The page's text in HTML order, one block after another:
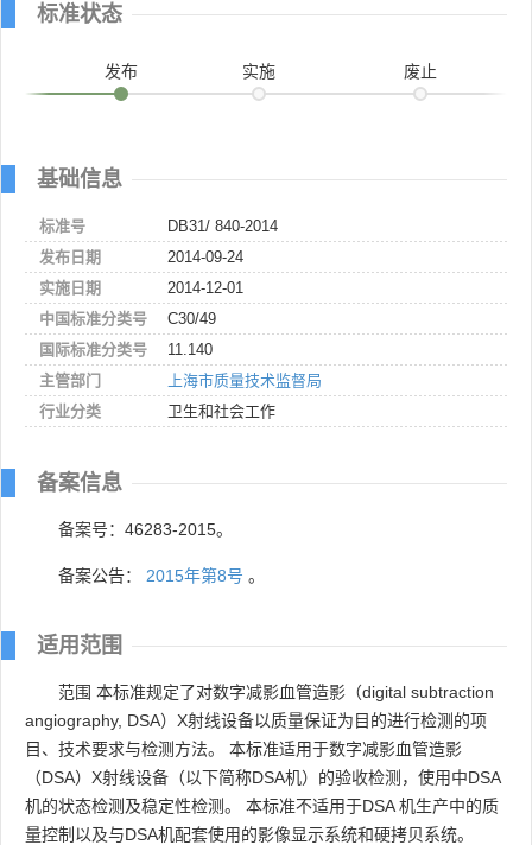
标准状态
发布 实施 废止
基础信息
标准号
DB31/ 840-2014
发布日期
2014-09-24
实施日期
2014-12-01
中国标准分类号
C30/49
国际标准分类号
11.140
主管部门
上海市质量技术监督局
行业分类
卫生和社会工作
备案信息
备案号：46283-2015。
备案公告： 2015年第8号 。
适用范围
范围 本标准规定了对数字减影血管造影（digital subtraction
angiography, DSA）X射线设备以质量保证为目的进行检测的项
目、技术要求与检测方法。 本标准适用于数字减影血管造影
（DSA）X射线设备（以下简称DSA机）的验收检测，使用中DSA
机的状态检测及稳定性检测。 本标准不适用于DSA 机生产中的质
量控制以及与DSA机配套使用的影像显示系统和硬拷贝系统。